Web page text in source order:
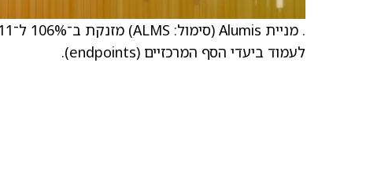
לעמוד ביעדי הסף המרכזיים (endpoints).